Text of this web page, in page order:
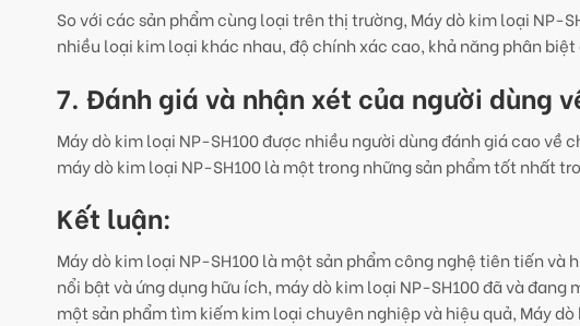
So với các sản phẩm cùng loại trên thị trường, Máy dò kim loại NP-
nhiều loại kim loại khác nhau, độ chính xác cao, khả năng phân
7. Đánh giá và nhận xét của người dùng
Máy dò kim loại NP-SH100 được nhiều người dùng đánh giá cao
máy dò kim loại NP-SH100 là một trong những sản phẩm tốt nhất
Kết luận:
Máy dò kim loại NP-SH100 là một sản phẩm công nghệ tiên tiến
nổi bật và ứng dụng hữu ích, máy dò kim loại NP-SH100 đã và
một sản phẩm tìm kiếm kim loại chuyên nghiệp và hiệu quả, Máy